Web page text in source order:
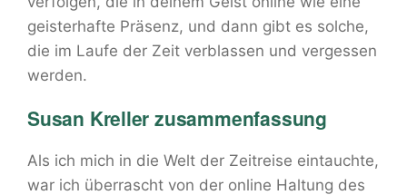
geisterhafte Präsenz, und dann gibt es solche,
die im Laufe der Zeit verblassen und vergessen
werden.
Susan Kreller zusammenfassung
Als ich mich in die Welt der Zeitreise eintauchte,
war ich überrascht von der online Haltung des